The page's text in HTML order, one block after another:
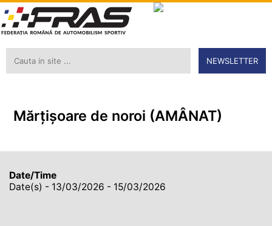
NEWSLETTER
Mărțișoare de noroi (AMÂNAT)
Date/Time
Date(s) - 13/03/2026 - 15/03/2026